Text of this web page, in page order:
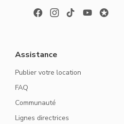
Assistance
Publier votre location
FAQ
Communauté
Lignes directrices